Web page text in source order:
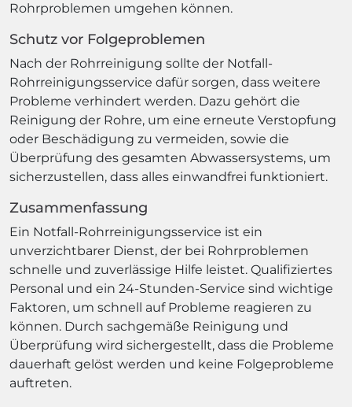
Rohrproblemen umgehen können.
Schutz vor Folgeproblemen
Nach der Rohrreinigung sollte der Notfall-
Rohrreinigungsservice dafür sorgen, dass weitere
Probleme verhindert werden. Dazu gehört die
Reinigung der Rohre, um eine erneute Verstopfung
oder Beschädigung zu vermeiden, sowie die
Überprüfung des gesamten Abwassersystems, um
sicherzustellen, dass alles einwandfrei funktioniert.
Zusammenfassung
Ein Notfall-Rohrreinigungsservice ist ein
unverzichtbarer Dienst, der bei Rohrproblemen
schnelle und zuverlässige Hilfe leistet. Qualifiziertes
Personal und ein 24-Stunden-Service sind wichtige
Faktoren, um schnell auf Probleme reagieren zu
können. Durch sachgemäße Reinigung und
Überprüfung wird sichergestellt, dass die Probleme
dauerhaft gelöst werden und keine Folgeprobleme
auftreten.